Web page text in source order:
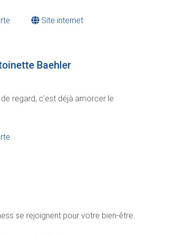
Site internet
Baehler
regard, c’est déjà amorcer le
se rejoignent pour votre bien-être.